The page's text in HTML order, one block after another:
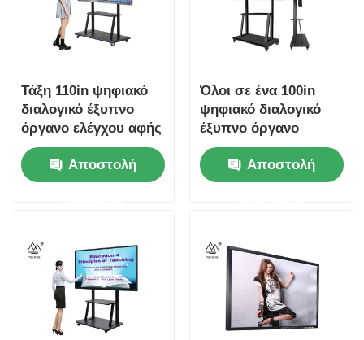
Τάξη 110in ψηφιακό
διαλογικό έξυπνο
όργανο ελέγχου αφής
πινάκων ηλεκτρονικό
Αποστολή
Όλοι σε ένα 100in
ψηφιακό διαλογικό
έξυπνο όργανο
ελέγχου οθόνης αφής
πινάκων ηλεκτρονικό
Αποστολή